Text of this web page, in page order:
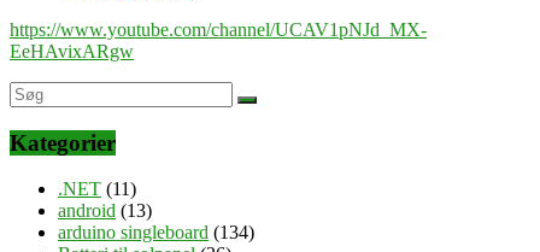
https://www.youtube.com/channel/UCAV1pNJd_MX-
EeHAvixARgw
Kategorier
.NET (11)
android (13)
arduino singleboard (134)